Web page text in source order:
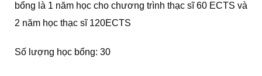
bổng là 1 năm học cho chương trình thạc sĩ 60 ECTS và
2 năm học thạc sĩ 120ECTS
Số lượng học bổng: 30